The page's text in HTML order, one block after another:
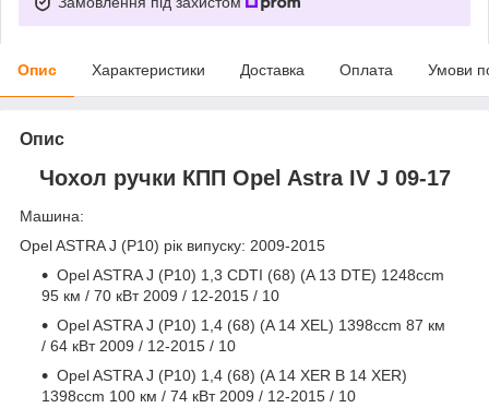
Опис Характеристики Доставка Оплата Умови
Опис
Чохол ручки КПП Opel Astra IV J 09-17
Машина:
Opel ASTRA J (P10) рік випуску: 2009-2015
Opel ASTRA J (P10) 1,3 CDTI (68) (A 13 DTE) 1248ccm
95 км / 70 кВт 2009 / 12-2015 / 10
Opel ASTRA J (P10) 1,4 (68) (A 14 XEL) 1398ccm 87 км
/ 64 кВт 2009 / 12-2015 / 10
Opel ASTRA J (P10) 1,4 (68) (A 14 XER B 14 XER)
1398ccm 100 км / 74 кВт 2009 / 12-2015 / 10